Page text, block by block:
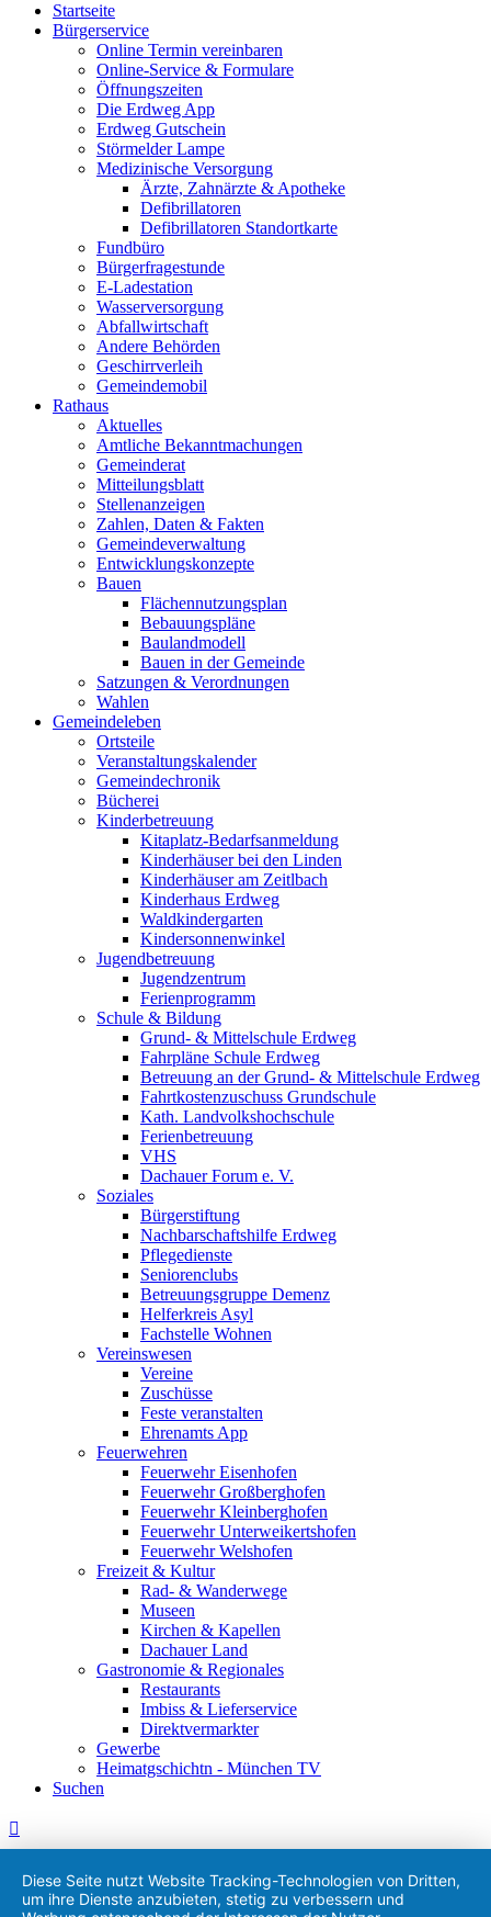
Startseite
Bürgerservice
Online Termin vereinbaren
Online-Service & Formulare
Öffnungszeiten
Die Erdweg App
Erdweg Gutschein
Störmelder Lampe
Medizinische Versorgung
Ärzte, Zahnärzte & Apotheke
Defibrillatoren
Defibrillatoren Standortkarte
Fundbüro
Bürgerfragestunde
E-Ladestation
Wasserversorgung
Abfallwirtschaft
Andere Behörden
Geschirrverleih
Gemeindemobil
Rathaus
Aktuelles
Amtliche Bekanntmachungen
Gemeinderat
Mitteilungsblatt
Stellenanzeigen
Zahlen, Daten & Fakten
Gemeindeverwaltung
Entwicklungskonzepte
Bauen
Flächennutzungsplan
Bebauungspläne
Baulandmodell
Bauen in der Gemeinde
Satzungen & Verordnungen
Wahlen
Gemeindeleben
Ortsteile
Veranstaltungskalender
Gemeindechronik
Bücherei
Kinderbetreuung
Kitaplatz-Bedarfsanmeldung
Kinderhäuser bei den Linden
Kinderhäuser am Zeitlbach
Kinderhaus Erdweg
Waldkindergarten
Kindersonnenwinkel
Jugendbetreuung
Jugendzentrum
Ferienprogramm
Schule & Bildung
Grund- & Mittelschule Erdweg
Fahrpläne Schule Erdweg
Betreuung an der Grund- & Mittelschule Erdweg
Fahrtkostenzuschuss Grundschule
Kath. Landvolkshochschule
Ferienbetreuung
VHS
Dachauer Forum e. V.
Soziales
Bürgerstiftung
Nachbarschaftshilfe Erdweg
Pflegedienste
Seniorenclubs
Betreuungsgruppe Demenz
Helferkreis Asyl
Fachstelle Wohnen
Vereinswesen
Vereine
Zuschüsse
Feste veranstalten
Ehrenamts App
Feuerwehren
Feuerwehr Eisenhofen
Feuerwehr Großberghofen
Feuerwehr Kleinberghofen
Feuerwehr Unterweikertshofen
Feuerwehr Welshofen
Freizeit & Kultur
Rad- & Wanderwege
Museen
Kirchen & Kapellen
Dachauer Land
Gastronomie & Regionales
Restaurants
Imbiss & Lieferservice
Direktvermarkter
Gewerbe
Heimatgschichtn - München TV
Suchen
Diese Seite nutzt Website Tracking-Technologien von Dritten,
um ihre Dienste anzubieten, stetig zu verbessern und